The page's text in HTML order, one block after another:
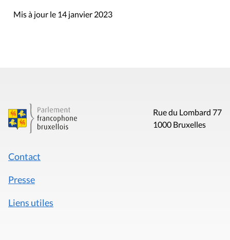
Mis à jour le 14 janvier 2023
Rue du Lombard 77
1000 Bruxelles
Contact
Presse
Liens utiles